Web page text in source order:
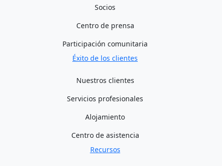
Socios
Centro de prensa
Participación comunitaria
Éxito de los clientes
Nuestros clientes
Servicios profesionales
Alojamiento
Centro de asistencia
Recursos